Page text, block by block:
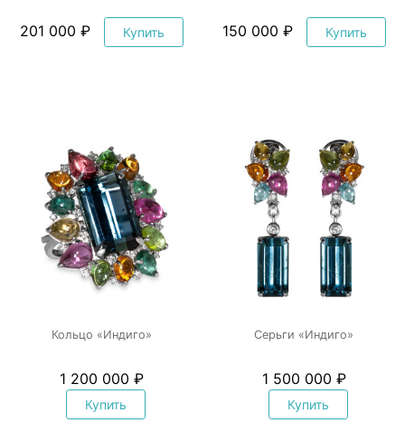
201 000 ₽ Купить 150 000 ₽ Купить
Кольцо «Индиго»
1 200 000 ₽
Купить
Серьги «Индиго»
1 500 000 ₽
Купить